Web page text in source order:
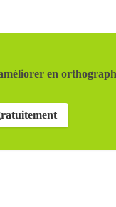
en